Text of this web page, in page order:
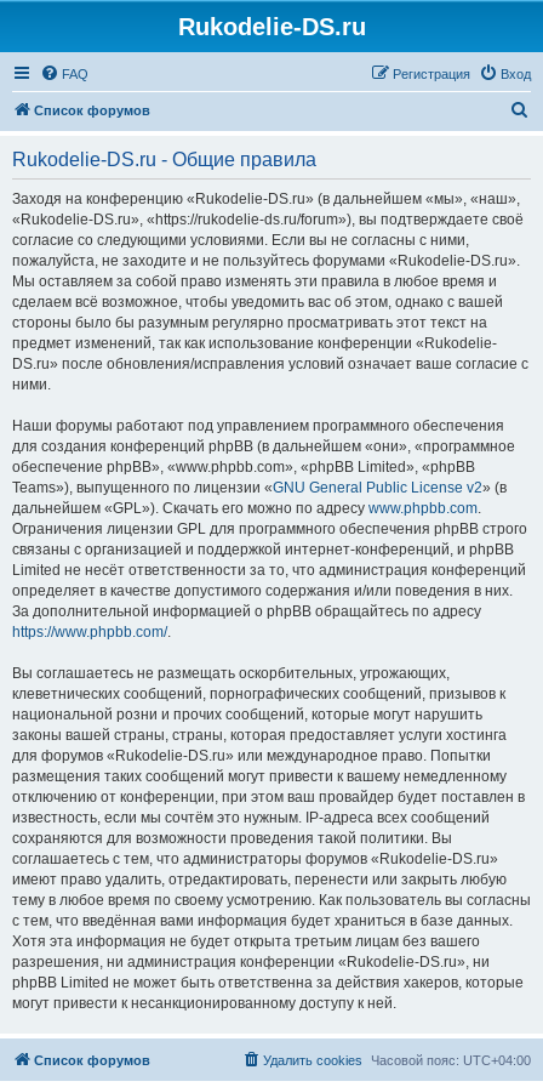
Rukodelie-DS.ru
FAQ Вход
Регистрация
Список форумов
Rukodelie-DS.ru - Общие правила
Заходя на конференцию «Rukodelie-DS.ru» (в дальнейшем «мы», «наш»,
«Rukodelie-DS.ru», «https://rukodelie-ds.ru/forum»), вы подтверждаете своё
согласие со следующими условиями. Если вы не согласны с ними,
пожалуйста, не заходите и не пользуйтесь форумами «Rukodelie-DS.ru».
Мы оставляем за собой право изменять эти правила в любое время и
сделаем всё возможное, чтобы уведомить вас об этом, однако с вашей
стороны было бы разумным регулярно просматривать этот текст на
предмет изменений, так как использование конференции «Rukodelie-
DS.ru» после обновления/исправления условий означает ваше согласие с
ними.
Наши форумы работают под управлением программного обеспечения
для создания конференций phpBB (в дальнейшем «они», «программное
обеспечение phpBB», «www.phpbb.com», «phpBB Limited», «phpBB
Teams»), выпущенного по лицензии «GNU General Public License v2» (в
дальнейшем «GPL»). Скачать его можно по адресу www.phpbb.com.
Ограничения лицензии GPL для программного обеспечения phpBB строго
связаны с организацией и поддержкой интернет-конференций, и phpBB
Limited не несёт ответственности за то, что администрация конференций
определяет в качестве допустимого содержания и/или поведения в них.
За дополнительной информацией о phpBB обращайтесь по адресу
https://www.phpbb.com/.
Вы соглашаетесь не размещать оскорбительных, угрожающих,
клеветнических сообщений, порнографических сообщений, призывов к
национальной розни и прочих сообщений, которые могут нарушить
законы вашей страны, страны, которая предоставляет услуги хостинга
для форумов «Rukodelie-DS.ru» или международное право. Попытки
размещения таких сообщений могут привести к вашему немедленному
отключению от конференции, при этом ваш провайдер будет поставлен в
известность, если мы сочтём это нужным. IP-адреса всех сообщений
сохраняются для возможности проведения такой политики. Вы
соглашаетесь с тем, что администраторы форумов «Rukodelie-DS.ru»
имеют право удалить, отредактировать, перенести или закрыть любую
тему в любое время по своему усмотрению. Как пользователь вы согласны
с тем, что введённая вами информация будет храниться в базе данных.
Хотя эта информация не будет открыта третьим лицам без вашего
разрешения, ни администрация конференции «Rukodelie-DS.ru», ни
phpBB Limited не может быть ответственна за действия хакеров, которые
могут привести к несанкционированному доступу к ней.
Список форумов Часовой пояс: UTC+04:00
Удалить cookies